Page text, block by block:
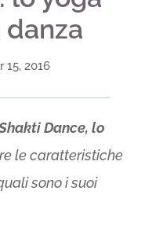
15, 2016
Dance, lo
le caratteristiche
sono i suoi